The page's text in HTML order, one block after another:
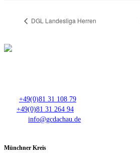
DGL Landesliga Herren
+49(0)81 31 108 79
+49(0)81 31 264 94
info@gcdachau.de
Münchner Kreis